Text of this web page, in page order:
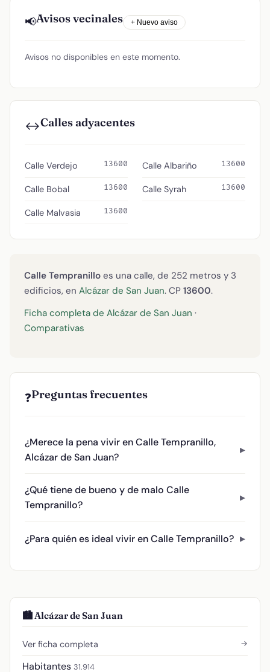
📢Avisos vecinales + Nuevo aviso
Avisos no disponibles en este momento.
↔️Calles adyacentes
Calle Verdejo 13600
Calle Bobal 13600
Calle Malvasia 13600
Calle Albariño 13600
Calle Syrah 13600
Calle Tempranillo es una calle, de 252 metros y 3
edificios, en Alcázar de San Juan. CP 13600.
Ficha completa de Alcázar de San Juan ·
Comparativas
❓Preguntas frecuentes
¿Merece la pena vivir en Calle Tempranillo,
Alcázar de San Juan?
¿Qué tiene de bueno y de malo Calle
Tempranillo?
¿Para quién es ideal vivir en Calle Tempranillo?
🏙️ Alcázar de San Juan
Ver ficha completa →
Habitantes 31.914